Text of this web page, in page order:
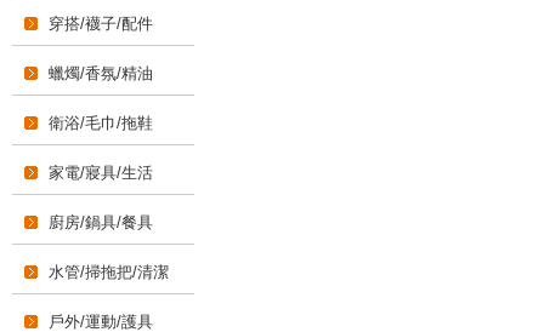
穿搭/襪子/配件
蠟燭/香氛/精油
衛浴/毛巾/拖鞋
家電/寢具/生活
廚房/鍋具/餐具
水管/掃拖把/清潔
戶外/運動/護具